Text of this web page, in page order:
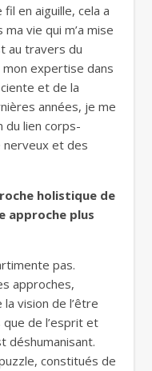
en aiguille, cela a
vie qui m’a mise
au travers du
mon expertise dans
et de la
années, je me
du lien corps-
et des
holistique de
approche plus
pas.
approches,
vision de l’être
que de l’esprit et
déshumanisant.
constitués de